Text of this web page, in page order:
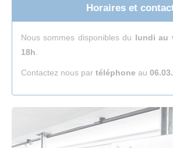
Horaires et
Nous sommes disponibles du lundi au
18h
Contactez nous par téléphone au